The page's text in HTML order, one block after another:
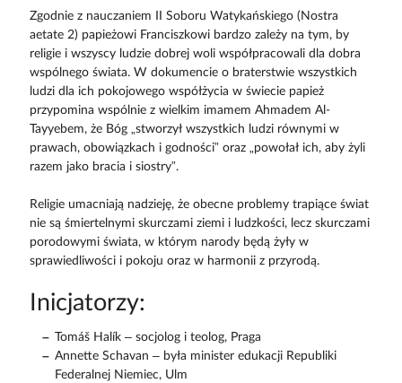
Zgodnie z nauczaniem II Soboru Watykańskiego (Nostra
aetate 2) papieżowi Franciszkowi bardzo zależy na tym, by
religie i wszyscy ludzie dobrej woli współpracowali dla dobra
wspólnego świata. W dokumencie o braterstwie wszystkich
ludzi dla ich pokojowego współżycia w świecie papież
przypomina wspólnie z wielkim imamem Ahmadem Al-
Tayyebem, że Bóg „stworzył wszystkich ludzi równymi w
prawach, obowiązkach i godności” oraz „powołał ich, aby żyli
razem jako bracia i siostry”.
Religie umacniają nadzieję, że obecne problemy trapiące świat
nie są śmiertelnymi skurczami ziemi i ludzkości, lecz skurczami
porodowymi świata, w którym narody będą żyły w
sprawiedliwości i pokoju oraz w harmonii z przyrodą.
Inicjatorzy:
Tomáš Halík – socjolog i teolog, Praga
Annette Schavan – była minister edukacji Republiki
Federalnej Niemiec, Ulm